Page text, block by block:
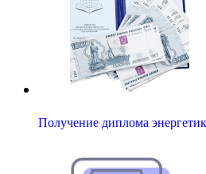
Получение диплома